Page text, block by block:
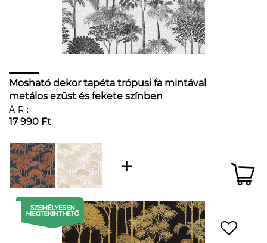
Mosható dekor tapéta trópusi fa mintával
metálos ezüst és fekete színben
ÁR:
17 990 Ft